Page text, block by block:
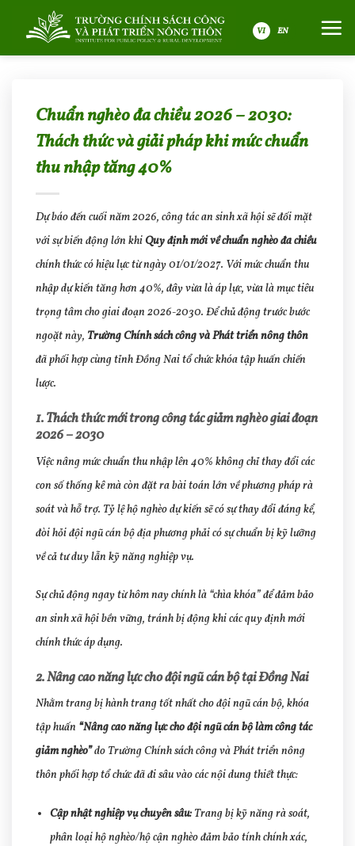
VI
Chuẩn nghèo đa chiều 2026 – 2030:
Thách thức và giải pháp khi mức chuẩn
thu nhập tăng 40%
Dự báo đến cuối năm 2026, công tác an sinh xã hội sẽ đối mặt
với sự biến động lớn khiQuy định mới về chuẩn nghèo đa chiều
chính thức có hiệu lực từ ngày 01/01/2027. Với mức chuẩn thu
nhập dự kiến tăng hơn 40%, đây vừa là áp lực, vừa là mục tiêu
trọng tâm cho giai đoạn 2026-2030. Để chủ động trước bước
ngoặt này, Trường Chính sách công và Phát triển nông thôn
đã phối hợp cùng tỉnh Đồng Nai tổ chức khóa tập huấn chiến
lược.
1. Thách thức mới trong công tác giảm nghèo giai đoạn
2026 – 2030
Việc nâng mức chuẩn thu nhập lên 40% không chỉ thay đổi các
con số thống kê mà còn đặt ra bài toán lớn về phương pháp rà
soát và hỗ trợ. Tỷ lệ hộ nghèo dự kiến sẽ có sự thay đổi đáng kể,
đòi hỏi đội ngũ cán bộ địa phương phải có sự chuẩn bị kỹ lưỡng
về cả tư duy lẫn kỹ năng nghiệp vụ.
Sự chủ động ngay từ hôm nay chính là “chìa khóa” để đảm bảo
an sinh xã hội bền vững, tránh bị động khi các quy định mới
chính thức áp dụng.
2. Nâng cao năng lực cho đội ngũ cán bộ tại Đồng Nai
Nhằm trang bị hành trang tốt nhất cho đội ngũ cán bộ, khóa
tập huấn “Nâng cao năng lực cho đội ngũ cán bộ làm công tác
giảm nghèo”do Trường Chính sách công và Phát triển nông
thôn phối hợp tổ chức đã đi sâu vào các nội dung thiết thực:
Cập nhật nghiệp vụ chuyên sâu: Trang bị kỹ năng rà soát,
phân loại hộ nghèo/hộ cận nghèo đảm bảo tính chính xác,